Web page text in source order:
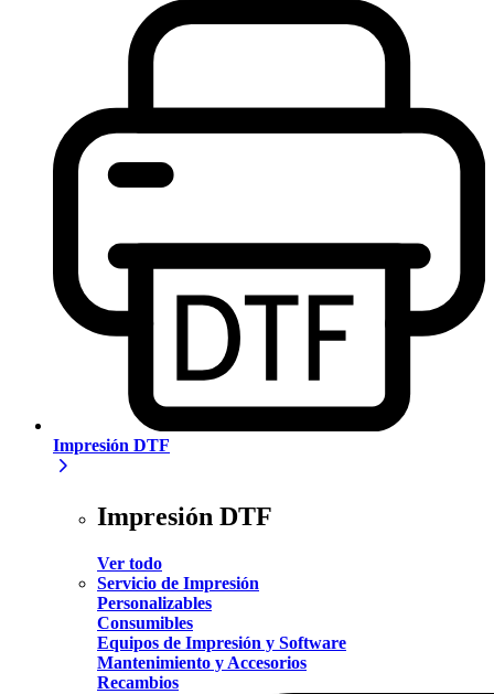
Impresión DTF
Impresión DTF
Ver todo
Servicio de Impresión
Personalizables
Consumibles
Equipos de Impresión y Software
Mantenimiento y Accesorios
Recambios